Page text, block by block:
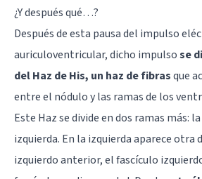
¿Y después qué…?
Después de esta pausa del impulso
auriculoventricular, dicho impulsose
del Haz de His, un haz de fibrasque
entre el nódulo y las ramas de los
Este Haz se divide en dos ramas más:
izquierda. En la izquierda aparece otra
izquierdo anterior, el fascículo